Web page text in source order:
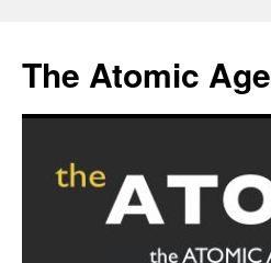
content
The Atomic Age